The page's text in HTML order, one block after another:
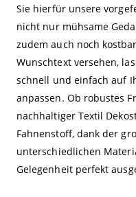
Sie hierfür unsere
nicht nur mühsame
zudem auch noch
Wunschtext versehen,
schnell und einfach auf
anpassen. Ob robustes
nachhaltiger Textil
Fahnenstoff, dank der
unterschiedlichen
Gelegenheit perfekt